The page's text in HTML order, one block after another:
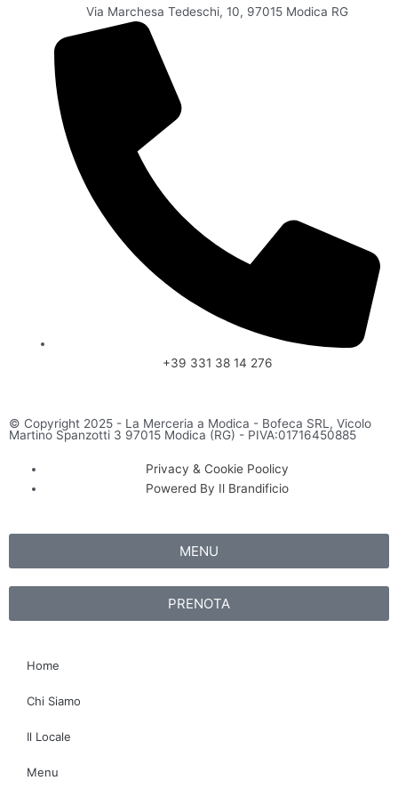
Via Marchesa Tedeschi, 10, 97015 Modica RG
+39 331 38 14 276
© Copyright 2025 - La Merceria a Modica - Bofeca SRL, Vicolo
Martino Spanzotti 3 97015 Modica (RG) - PIVA:01716450885
Privacy & Cookie Poolicy
Powered By Il Brandificio
MENU
PRENOTA
Home
Chi Siamo
Il Locale
Menu